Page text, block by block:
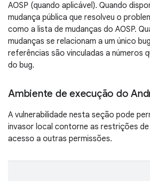
AOSP (quando aplicável). Quando
mudança pública que resolveu o
como a lista de mudanças do AOSP.
mudanças se relacionam a um único
referências são vinculadas a números
do bug.
Ambiente de execução do
A vulnerabilidade nesta seção pode
invasor local contorne as restrições
acesso a outras permissões.